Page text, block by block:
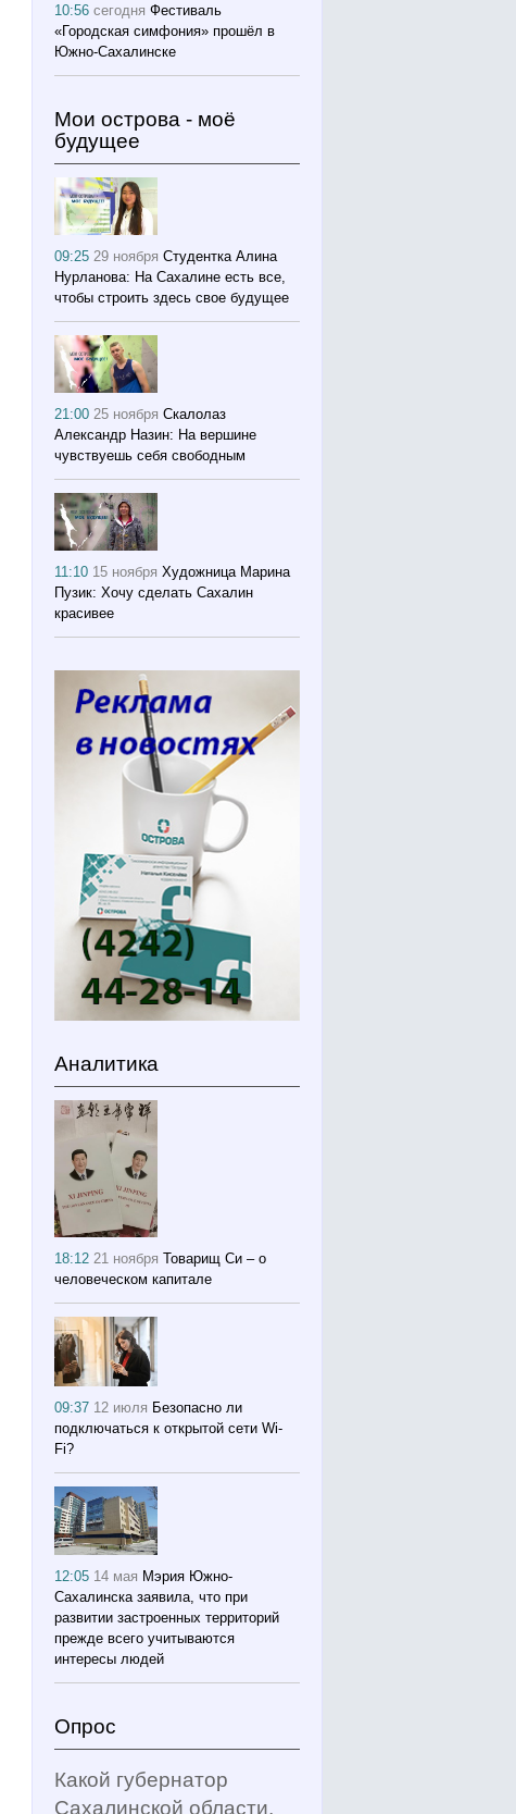
10:56сегодня Фестиваль
«Городская симфония» прошёл в
Южно-Сахалинске
Мои острова - моё
будущее
09:2529 ноября Студентка Алина
Нурланова: На Сахалине есть все,
чтобы строить здесь свое будущее
21:0025 ноября Скалолаз
Александр Назин: На вершине
чувствуешь себя свободным
11:10 15 ноября Художница Марина
Пузик: Хочу сделать Сахалин
красивее
Аналитика
18:1221 ноября Товарищ Си – о
человеческом капитале
09:37 12 июля Безопасно ли
подключаться к открытой сети Wi-
Fi?
12:05 14 мая Мэрия Южно-
Сахалинска заявила, что при
развитии застроенных территорий
прежде всего учитываются
интересы людей
Опрос
Какой губернатор
Сахалинской области,